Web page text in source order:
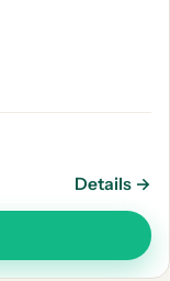
Details →